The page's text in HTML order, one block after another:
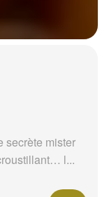
secrète mister
l...